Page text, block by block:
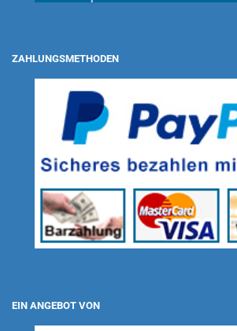
ZAHLUNGSMETHODEN
EIN ANGEBOT VON